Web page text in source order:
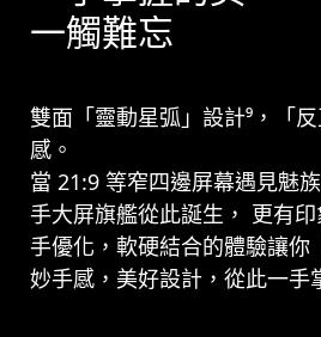
一觸難忘
雙面「靈動星弧」設計⁹，「
感。
當 21:9 等窄四邊屏幕遇見魅
手大屏旗艦從此誕生， 更有
手優化，軟硬結合的體驗讓你
妙手感，美好設計，從此一手